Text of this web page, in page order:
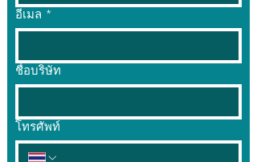
อีเมล *
ชื่อบริษัท
โทรศัพท์